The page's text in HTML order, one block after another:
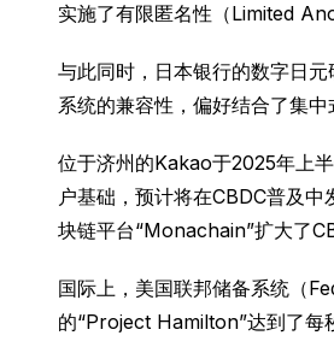
实施了有限匿名性（Limited
与此同时，日本银行的数字日
系统的兼容性，偏好结合了集
位于济州的Kakao于2025年上
户基础，预计将在CBDC普及
块链平台“Monachain”扩大了
国际上，美国联邦储备系统（
的“Project Hamilton”达到了每